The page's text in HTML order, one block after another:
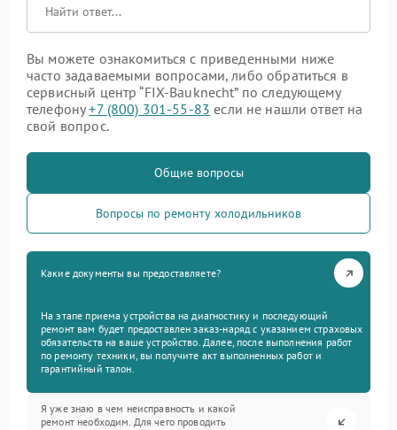
Вы можете ознакомиться с приведенными ниже
часто задаваемыми вопросами, либо обратиться в
сервисный центр “FIX-Bauknecht” по следующему
телефону+7 (800) 301-55-83 если не нашли ответ на
свой вопрос.
Общие вопросы
Вопросы по ремонту холодильников
Какие документы вы предоставляете?
На этапе приема устройства на диагностику и последующий
ремонт вам будет предоставлен заказ-наряд с указанием страховых
обязательств на ваше устройство. Далее, после выполнения работ
по ремонту техники, вы получите акт выполненных работ и
гарантийный талон.
Я уже знаю в чем неисправность и какой
ремонт необходим. Для чего проводить